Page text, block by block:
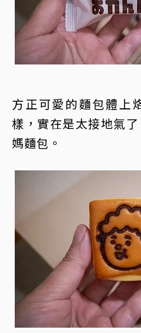
方正可愛的麵包體上
樣，實在是太接地氣
媽麵包。